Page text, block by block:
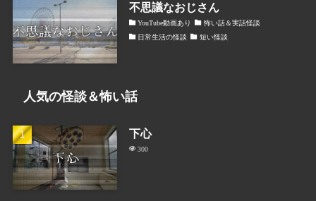
不思議なおじさん
YouTube動画あり
怖い話＆実話怪談
日常生活の怪談
短い怪談
人気の怪談＆怖い話
下心
300